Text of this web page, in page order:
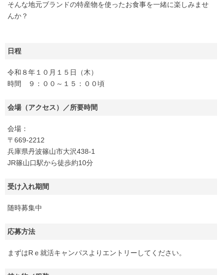
そんな地元ブランドの特産物を使ったお食事を一緒に楽しみませ
んか？
日程
令和８年１０月１５日（木）
時間 ９：００～１５：００頃
会場（アクセス）／所要時間
会場：
〒669-2212
兵庫県丹波篠山市大沢438-1
JR篠山口駅から徒歩約10分
受け入れ期間
随時募集中
応募方法
まずはRｅ就活キャンパスよりエントリーしてください。